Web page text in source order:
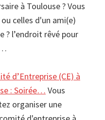
à Toulouse ? Vous
celles d'un ami(e)
? l’endroit rêvé pour
d’Entreprise (CE) à
: Soirée… Vous
organiser une